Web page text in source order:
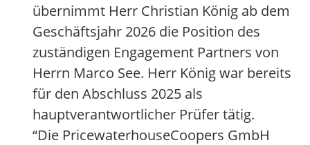
übernimmt Herr Christian König ab dem
Geschäftsjahr 2026 die Position des
zuständigen Engagement Partners von
Herrn Marco See. Herr König war bereits
für den Abschluss 2025 als
hauptverantwortlicher Prüfer tätig.
“Die PricewaterhouseCoopers GmbH